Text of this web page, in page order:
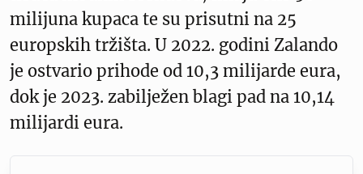
milijuna kupaca te su prisutni na 25
europskih tržišta. U 2022. godini Zalando
je ostvario prihode od 10,3 milijarde eura,
dok je 2023. zabilježen blagi pad na 10,14
milijardi eura.